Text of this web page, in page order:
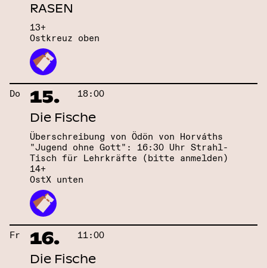
RASEN
13+
Ostkreuz oben
Do 15. 18:00
Die Fische
Überschreibung von Ödön von Horváths
"Jugend ohne Gott": 16:30 Uhr Strahl-
Tisch für Lehrkräfte (bitte anmelden)
14+
OstX unten
Fr 16. 11:00
Die Fische